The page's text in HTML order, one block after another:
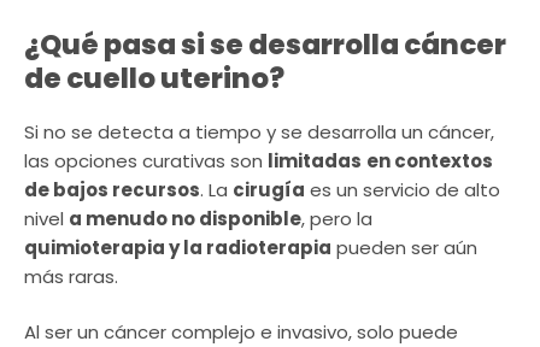
¿Qué pasa si se desarrolla cáncer
de cuello uterino?
Si no se detecta a tiempo y se desarrolla un cáncer,
las opciones curativas son limitadas en contextos
de bajos recursos. La cirugía es un servicio de alto
nivel a menudo no disponible, pero la
quimioterapia y la radioterapia pueden ser aún
más raras.
Al ser un cáncer complejo e invasivo, solo puede